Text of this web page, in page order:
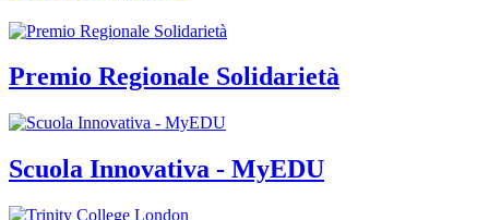
Premio Regionale Solidarietà
Scuola Innovativa - MyEDU